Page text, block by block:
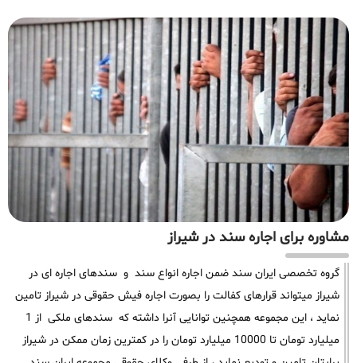
مشاوره برای اجاره سند در شیراز
گروه تخصصی ایران سند ضمن اجاره انواع سند و سندهای اجاره ای در
شیراز میتواند قرارهای کفالت را بصورت اجاره فیش حقوقی در شیراز تامین
نماید ، این مجموعه همچنین توانایی آنرا داشته که سندهای ملکی از 1
میلیارد تومان تا 10000 میلیارد تومان را در کمترین زمان ممکن در شیراز